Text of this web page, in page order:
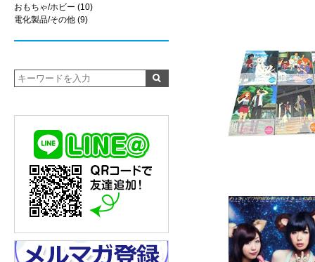
おもちゃ/ホビー (10)
電化製品/その他 (9)